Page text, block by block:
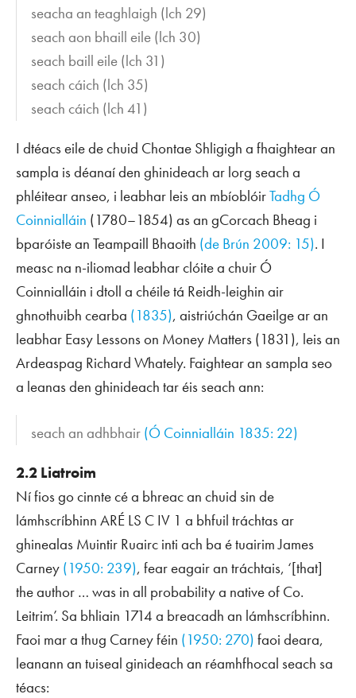
seacha an teaghlaigh (lch 29)
seach aon bhaill eile (lch 30)
seach baill eile (lch 31)
seach cáich (lch 35)
seach cáich (lch 41)
I dtéacs eile de chuid Chontae Shligigh a fhaightear an
sampla is déanaí den ghinideach ar lorg seach a
phléitear anseo, i leabhar leis an mbíoblóirTadhg Ó
Coinnialláin (1780–1854) as an gCorcach Bheag i
bparóiste an Teampaill Bhaoith (de Brún 2009: 15). I
measc na n-iliomad leabhar clóite a chuir Ó
Coinnialláin i dtoll a chéile tá Reidh-leighin air
ghnothuibh cearba (1835), aistriúchán Gaeilge ar an
leabhar Easy Lessons on Money Matters (1831), leis an
Ardeaspag Richard Whately. Faightear an sampla seo
a leanas den ghinideach tar éis seach ann:
seach an adhbhair (Ó Coinnialláin 1835: 22)
2.2 Liatroim
Ní fios go cinnte cé a bhreac an chuid sin de
lámhscríbhinn ARÉ LS C IV 1 a bhfuil tráchtas ar
ghinealas Muintir Ruairc inti ach ba é tuairim James
Carney (1950: 239), fear eagair an tráchtais, ‘[that]
the author … was in all probability a native of Co.
Leitrim’. Sa bhliain 1714 a breacadh an lámhscríbhinn.
Faoi mar a thug Carney féin (1950: 270) faoi deara,
leanann an tuiseal ginideach an réamhfhocal seach sa
téacs: